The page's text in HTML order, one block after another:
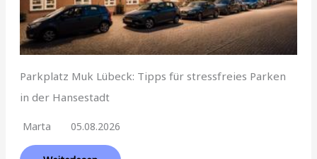
Parkplatz Muk Lübeck: Tipps für stressfreies Parken
in der Hansestadt
Marta 05.08.2026